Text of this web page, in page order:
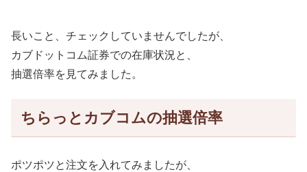
長いこと、チェックしていませんでしたが、
カブドットコム証券での在庫状況と、
抽選倍率を見てみました。
ちらっとカブコムの抽選倍率
ポツポツと注文を入れてみましたが、